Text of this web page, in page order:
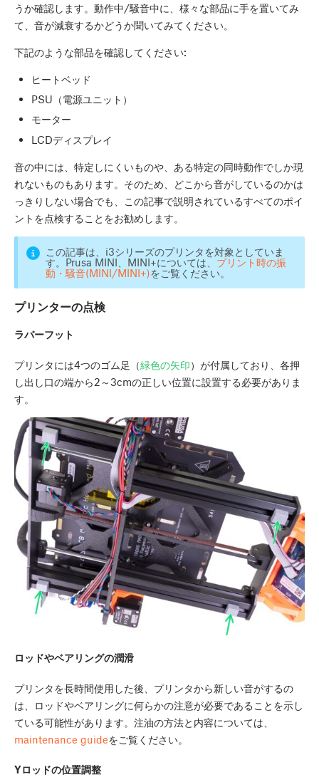
うか確認します。動作中/騒音中に、様々な部品に手を置いてみ
て、音が減衰するかどうか聞いてみてください。
下記のような部品を確認してください:
ヒートベッド
PSU（電源ユニット）
モーター
LCDディスプレイ
音の中には、特定しにくいものや、ある特定の同時動作でしか現
れないものもあります。そのため、どこから音がしているのかは
っきりしない場合でも、この記事で説明されているすべてのポイ
ントを点検することをお勧めします。
この記事は、i3シリーズのプリンタを対象としていま
す。Prusa MINI、MINI+については、 プリント時の振
動・騒音(MINI/MINI+)をご覧ください。
プリンターの点検
ラバーフット
プリンタには4つのゴム足（緑色の矢印）が付属しており、各押
し出し口の端から2～3cmの正しい位置に設置する必要がありま
す。
ロッドやベアリングの潤滑
プリンタを長時間使用した後、プリンタから新しい音がするの
は、ロッドやベアリングに何らかの注意が必要であることを示し
ている可能性があります。注油の方法と内容については、
maintenance guideをご覧ください。
Yロッドの位置調整